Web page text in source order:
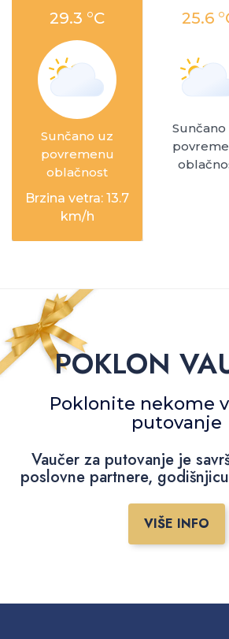
29.3 °C
Sunčano uz
povremenu
oblačnost
Brzina vetra: 13.7
km/h
25.6
Sunčano
POKLON
Poklonite nekome
putovanje
Vaučer za putovanje je
poslovne partnere,
VIŠE INFO